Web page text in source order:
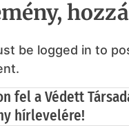
be logged in to
fel a Védett
hírlevelére!